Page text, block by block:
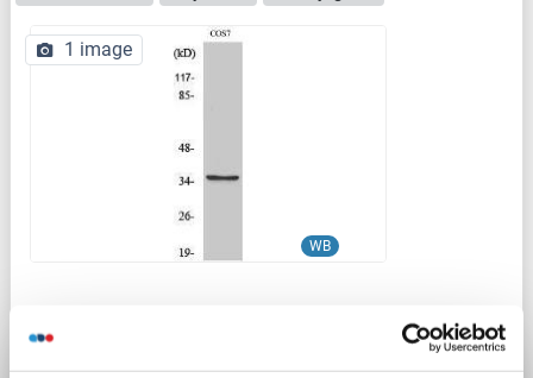
WB
1 image
Produktnummer ABIN3183562